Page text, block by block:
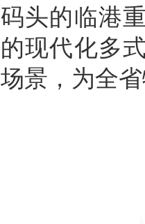
码头的临港
的现代化多
场景，为全